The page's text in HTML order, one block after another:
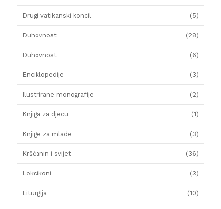
Drugi vatikanski koncil (5)
Duhovnost (28)
Duhovnost (6)
Enciklopedije (3)
Ilustrirane monografije (2)
Knjiga za djecu (1)
Knjige za mlade (3)
Kršćanin i svijet (36)
Leksikoni (3)
Liturgija (10)